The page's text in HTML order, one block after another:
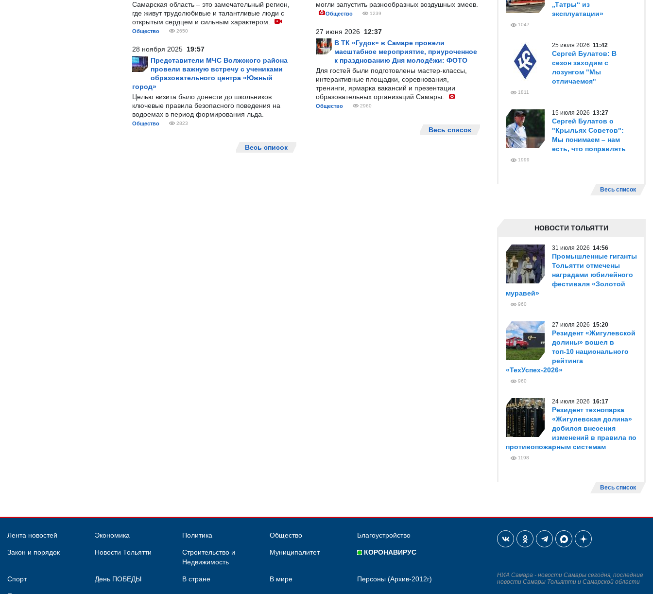
Самарская область – это замечательный регион,
где живут трудолюбивые и талантливые люди с
открытым сердцем и сильным характером.
Общество 2650
28 ноября 2025 19:57
Представители МЧС Волжского района
провели важную встречу с учениками
образовательного центра «Южный
город»
Целью визита было донести до школьников
ключевые правила безопасного поведения на
водоемах в период формирования льда.
Общество 2823
Весь список
могли запустить разнообразных воздушных змеев.
Общество 1239
27 июня 2026 12:37
В ТК «Гудок» в Самаре провели
масштабное мероприятие, приуроченное
к празднованию Дня молодёжи: ФОТО
Для гостей были подготовлены мастер-классы,
интерактивные площадки, соревнования,
тренинги, ярмарка вакансий и презентации
образовательных организаций Самары.
Общество 2960
Весь список
„Татры“ из
эксплуатации»
1047
25 июля 2026 11:42
Сергей Булатов: В
сезон заходим с
лозунгом "Мы
отличаемся"
1811
15 июля 2026 13:27
Сергей Булатов о
"Крыльях Советов":
Мы понимаем – нам
есть, что поправлять
1999
Весь список
НОВОСТИ ТОЛЬЯТТИ
31 июля 2026 14:56
Промышленные гиганты
Тольятти отмечены
наградами юбилейного
фестиваля «Золотой
муравей»
960
27 июля 2026 15:20
Резидент «Жигулевской
долины» вошел в
топ-10 национального
рейтинга
«ТехУспех-2026»
960
24 июля 2026 16:17
Резидент технопарка
«Жигулевская долина»
добился внесения
изменений в правила по
противопожарным системам
1198
Весь список
Лента новостей Экономика Политика Общество Благоустройство
Закон и порядок Новости Тольятти
Строительство и
Недвижимость
Муниципалитет КОРОНАВИРУС
Спорт День ПОБЕДЫ В стране В мире Персоны (Архив-2012г)
НИА Самара - новости Самары сегодня, последние
новости Самары Тольятти и Самарской области